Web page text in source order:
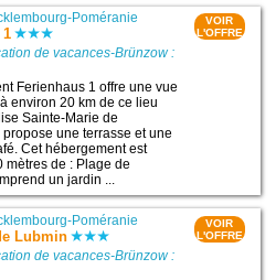
Poméranie
1
de vacances-Brünzow :
Ferienhaus 1 offre une vue
environ 20 km de ce lieu
Sainte-Marie de
une terrasse et une
Cet hébergement est
mètres de : Plage de
un jardin ...
VOIR
L'OFFRE
Poméranie
Lubmin
de vacances-Brünzow :
VOIR
L'OFFRE